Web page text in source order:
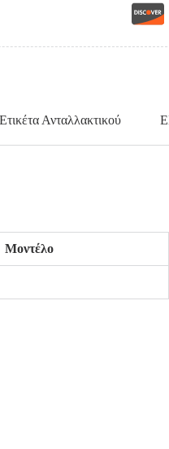
Ετικέτα Ανταλλακτικού
Μοντέλο